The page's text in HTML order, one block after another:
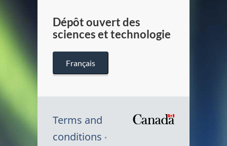
Dépôt ouvert des
sciences et technologie
Français
Terms and
conditions